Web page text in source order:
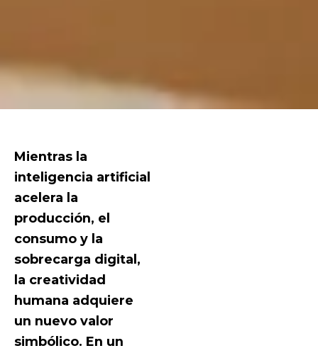
Mientras la
inteligencia artificial
acelera la
producción, el
consumo y la
sobrecarga digital,
la creatividad
humana adquiere
un nuevo valor
simbólico. En un